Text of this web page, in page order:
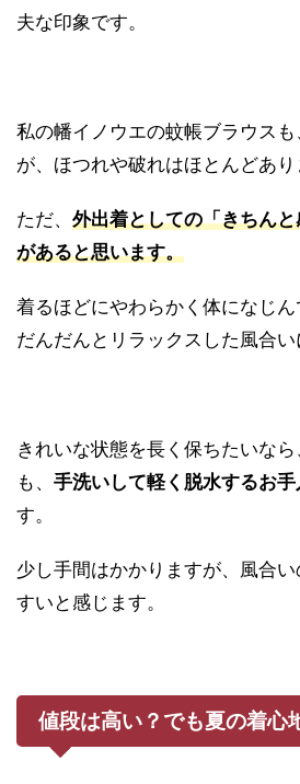
夫な印象です。
私の幡イノウエの蚊帳ブラウス
が、ほつれや破れはほとんどあり
ただ、 外出着としての「きちん
があると思います。
着るほどにやわらかく体になじん
だんだんとリラックスした風合い
きれいな状態を長く保ちたいな
も、 手洗いして軽く脱水するお
す。
少し手間はかかりますが、風合
すいと感じます。
値段は高い？でも夏の着心